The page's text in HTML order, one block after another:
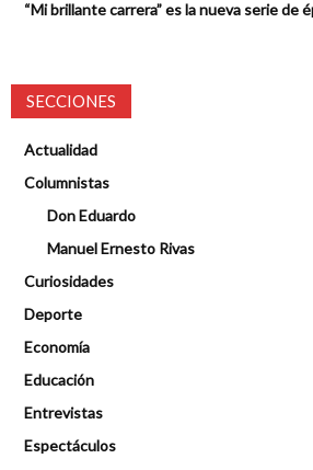
“Mi brillante carrera” es la nueva serie de
SECCIONES
Actualidad
Columnistas
Don Eduardo
Manuel Ernesto Rivas
Curiosidades
Deporte
Economía
Educación
Entrevistas
Espectáculos